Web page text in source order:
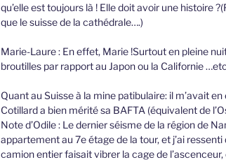
qu’elle est toujours là ! Elle doit avoir une histoire
que le suisse de la cathédrale….)
Marie-Laure : En effet, Marie !Surtout en pleine
broutilles par rapport au Japon ou la Californie …etc
Quant au Suisse à la mine patibulaire: il m’avait
Cotillard a bien mérité sa BAFTA (équivalent de
Note d’Odile : Le dernier séisme de la région de
appartement au 7e étage de la tour, et j’ai
camion entier faisait vibrer la cage de